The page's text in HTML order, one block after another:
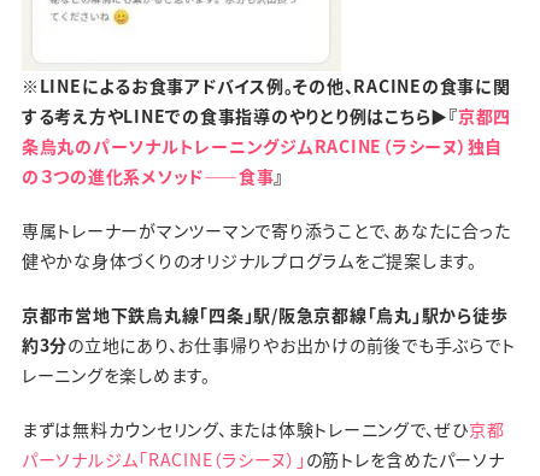
※LINEによるお食事アドバイス例。その他、RACINEの食事に関
する考え方やLINEでの食事指導のやりとり例はこちら▶『京都四
条烏丸のパーソナルトレーニングジムRACINE（ラシーヌ）独自
の３つの進化系メソッド――食事』
専属トレーナーがマンツーマンで寄り添うことで、あなたに合った
健やかな身体づくりのオリジナルプログラムをご提案します。
京都市営地下鉄烏丸線「四条」駅/阪急京都線「烏丸」駅から徒歩
約3分の立地にあり、お仕事帰りやお出かけの前後でも手ぶらでト
レーニングを楽しめます。
まずは無料カウンセリング、または体験トレーニングで、ぜひ京都
パーソナルジム「RACINE（ラシーヌ）」 の筋トレを含めたパーソナ